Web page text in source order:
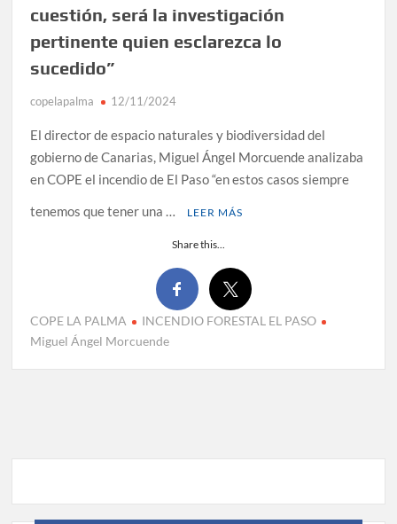
cuestión, será la investigación
pertinente quien esclarezca lo
sucedido”
copelapalma 12/11/2024
El director de espacio naturales y biodiversidad del
gobierno de Canarias, Miguel Ángel Morcuende analizaba
en COPE el incendio de El Paso “en estos casos siempre
tenemos que tener una …
LEER MÁS
Share this...
COPE LA PALMA
INCENDIO FORESTAL EL PASO
Miguel Ángel Morcuende